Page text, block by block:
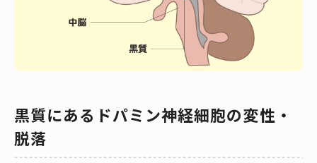
黒質にあるドパミン神経細胞の変性・
脱落